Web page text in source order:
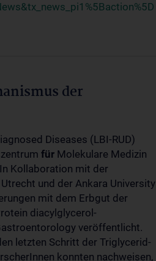
der
Diseases (LBI-RUD)
für Molekulare Medizin
Kollaboration mit der
und der Ankara University
mit dem Erbgut der
diacylglycerol-
veröffentlicht.
letzten Schritt der Triglycerid-
konnten nachweisen,